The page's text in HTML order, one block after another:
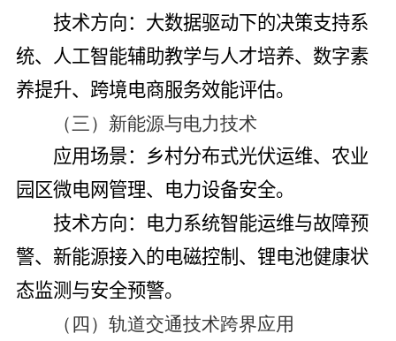
技术方向：大数据驱动下的决策支持系
统、人工智能辅助教学与人才培养、数字素
养提升、跨境电商服务效能评估。
（三）新能源与电力技术
应用场景：乡村分布式光伏运维、农业
园区微电网管理、电力设备安全。
技术方向：电力系统智能运维与故障预
警、新能源接入的电磁控制、锂电池健康状
态监测与安全预警。
（四）轨道交通技术跨界应用